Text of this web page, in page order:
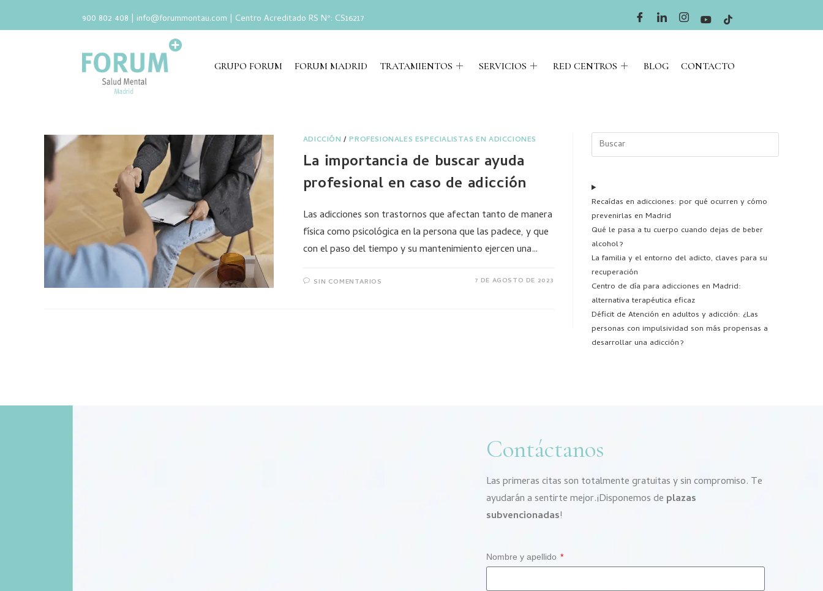
900 802 408 | info@forummontau.com | Centro Acreditado RS Nº: CS16217
GRUPO FORUM FORUM MADRID TRATAMIENTOS SERVICIOS RED CENTROS BLOG CONTACTO
ADICCIÓN /PROFESIONALES ESPECIALISTAS EN ADICCIONES
La importancia de buscar ayuda
profesional en caso de adicción
Las adicciones son trastornos que afectan tanto de manera
física como psicológica en la persona que las padece, y que
con el paso del tiempo y su mantenimiento ejercen una…
SIN COMENTARIOS 7 DE AGOSTO DE 2023
Recaídas en adicciones: por qué ocurren y cómo
prevenirlas en Madrid
Qué le pasa a tu cuerpo cuando dejas de beber
alcohol?
La familia y el entorno del adicto, claves para su
recuperación
Centro de día para adicciones en Madrid:
alternativa terapéutica eficaz
Déficit de Atención en adultos y adicción: ¿Las
personas con impulsividad son más propensas a
desarrollar una adicción?
Contáctanos
Las primeras citas son totalmente gratuitas y sin compromiso. Te
ayudarán a sentirte mejor.¡Disponemos de plazas
subvencionadas!
Nombre y apellido